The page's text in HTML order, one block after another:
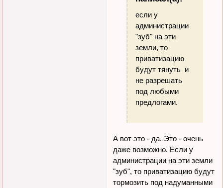
если у
администрации
"зуб" на эти
земли, то
приватизацию
будут тянуть и
не разрешать
под любыми
предлогами.
А вот это - да. Это - очень
даже возможно. Если у
администрации на эти земли
"зуб", то приватизацию будут
тормозить под надуманными